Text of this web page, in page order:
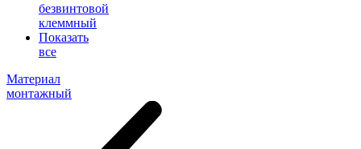
безвинтовой
клеммный
Показать
все
Материал
монтажный